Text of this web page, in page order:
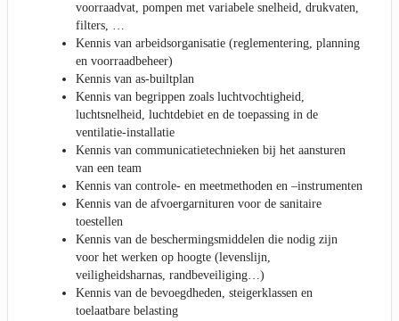
voorraadvat, pompen met variabele snelheid, drukvaten,
filters, …
Kennis van arbeidsorganisatie (reglementering, planning
en voorraadbeheer)
Kennis van as-builtplan
Kennis van begrippen zoals luchtvochtigheid,
luchtsnelheid, luchtdebiet en de toepassing in de
ventilatie-installatie
Kennis van communicatietechnieken bij het aansturen
van een team
Kennis van controle- en meetmethoden en –instrumenten
Kennis van de afvoergarnituren voor de sanitaire
toestellen
Kennis van de beschermingsmiddelen die nodig zijn
voor het werken op hoogte (levenslijn,
veiligheidsharnas, randbeveiliging…)
Kennis van de bevoegdheden, steigerklassen en
toelaatbare belasting